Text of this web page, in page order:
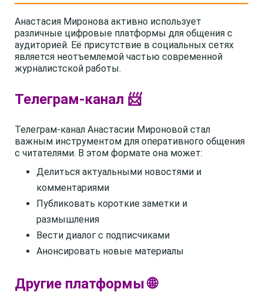
Анастасия Миронова активно использует
различные цифровые платформы для общения с
аудиторией. Её присутствие в социальных сетях
является неотъемлемой частью современной
журналистской работы.
Телеграм-канал 📨
Телеграм-канал Анастасии Мироновой стал
важным инструментом для оперативного общения
с читателями. В этом формате она может:
Делиться актуальными новостями и
комментариями
Публиковать короткие заметки и
размышления
Вести диалог с подписчиками
Анонсировать новые материалы
Другие платформы 🌐